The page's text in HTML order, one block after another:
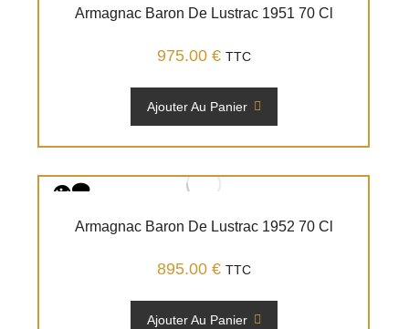
Armagnac Baron De Lustrac 1951 70 Cl
975.00 € TTC
Ajouter Au Panier
Armagnac Baron De Lustrac 1952 70 Cl
895.00 € TTC
Ajouter Au Panier